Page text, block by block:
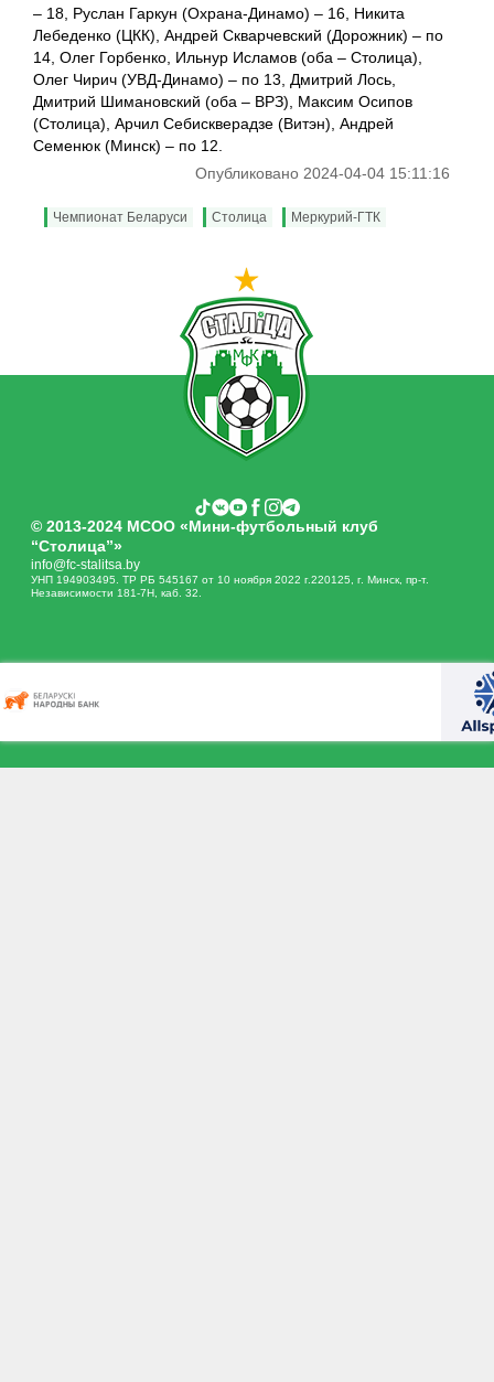
– 18, Руслан Гаркун (Охрана-Динамо) – 16, Никита
Лебеденко (ЦКК), Андрей Скварчевский (Дорожник) – по
14, Олег Горбенко, Ильнур Исламов (оба – Столица),
Олег Чирич (УВД-Динамо) – по 13, Дмитрий Лось,
Дмитрий Шимановский (оба – ВРЗ), Максим Осипов
(Столица), Арчил Себискверадзе (Витэн), Андрей
Семенюк (Минск) – по 12.
Опубликовано 2024-04-04 15:11:16
Чемпионат Беларуси Столица Меркурий-ГТК
© 2013-2024 МСОО «Мини-футбольный клуб
“Столица”»
info@fc-stalitsa.by
УНП 194903495. ТР РБ 545167 от 10 ноября 2022 г.220125, г. Минск, пр-т.
Независимости 181-7Н, каб. 32.